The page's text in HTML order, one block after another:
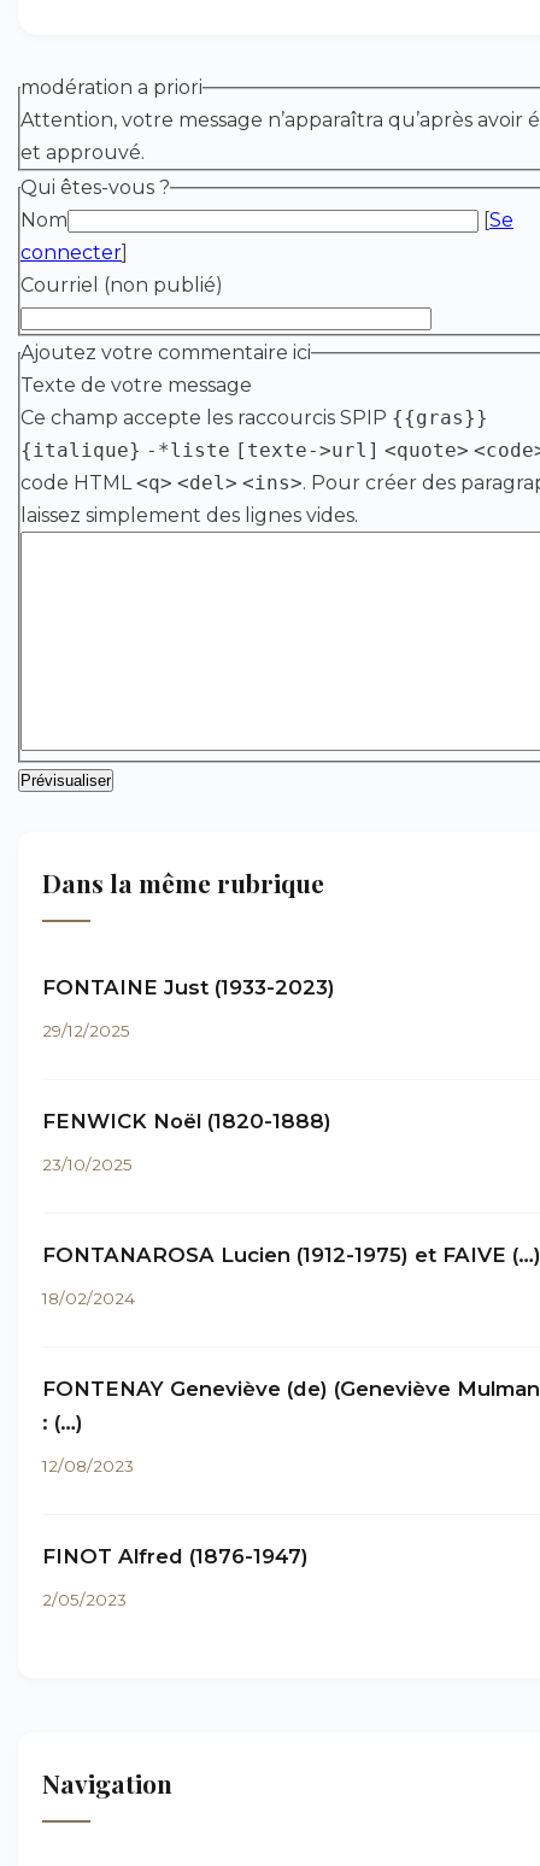
modération a priori
Attention, votre message n’apparaîtra qu’après avoir
et approuvé.
Qui êtes-vous ?
Nom
[Se
connecter]
Courriel (non publié)
Ajoutez votre commentaire ici
Texte de votre message
Ce champ accepte les raccourcis SPIP {{gras}}
{italique} -*liste [texte->url] <quote>
code HTML<q> <del> <ins>. Pour créer des
laissez simplement des lignes vides.
Dans la même rubrique
FONTAINE Just (1933-2023)
29/12/2025
FENWICK Noël (1820-1888)
23/10/2025
FONTANAROSA Lucien (1912-1975) et FAIVE (…)
18/02/2024
FONTENAY Geneviève (de) (Geneviève
: (…)
12/08/2023
FINOT Alfred (1876-1947)
2/05/2023
Navigation